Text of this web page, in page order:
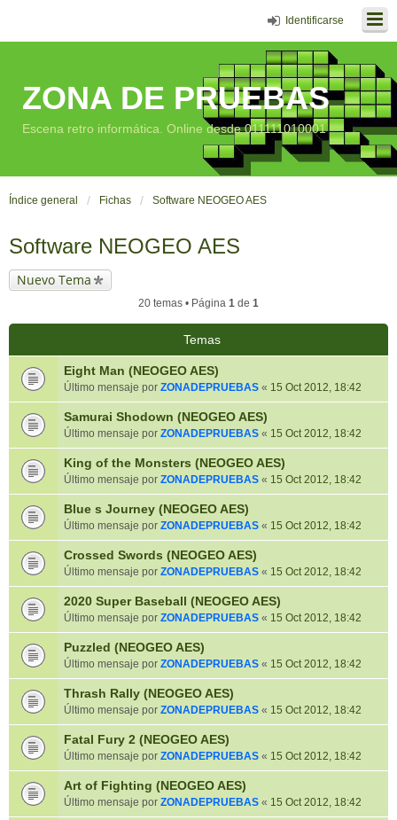
Identificarse
ZONA DE PRUEBAS
Escena retro informática. Online desde 011111010001
Índice general Fichas Software NEOGEO AES
Software NEOGEO AES
Nuevo Tema
20 temas • Página 1 de 1
Temas
Eight Man (NEOGEO AES)
Último mensaje por ZONADEPRUEBAS « 15 Oct 2012, 18:42
Samurai Shodown (NEOGEO AES)
Último mensaje por ZONADEPRUEBAS « 15 Oct 2012, 18:42
King of the Monsters (NEOGEO AES)
Último mensaje por ZONADEPRUEBAS « 15 Oct 2012, 18:42
Blue s Journey (NEOGEO AES)
Último mensaje por ZONADEPRUEBAS « 15 Oct 2012, 18:42
Crossed Swords (NEOGEO AES)
Último mensaje por ZONADEPRUEBAS « 15 Oct 2012, 18:42
2020 Super Baseball (NEOGEO AES)
Último mensaje por ZONADEPRUEBAS « 15 Oct 2012, 18:42
Puzzled (NEOGEO AES)
Último mensaje por ZONADEPRUEBAS « 15 Oct 2012, 18:42
Thrash Rally (NEOGEO AES)
Último mensaje por ZONADEPRUEBAS « 15 Oct 2012, 18:42
Fatal Fury 2 (NEOGEO AES)
Último mensaje por ZONADEPRUEBAS « 15 Oct 2012, 18:42
Art of Fighting (NEOGEO AES)
Último mensaje por ZONADEPRUEBAS « 15 Oct 2012, 18:42